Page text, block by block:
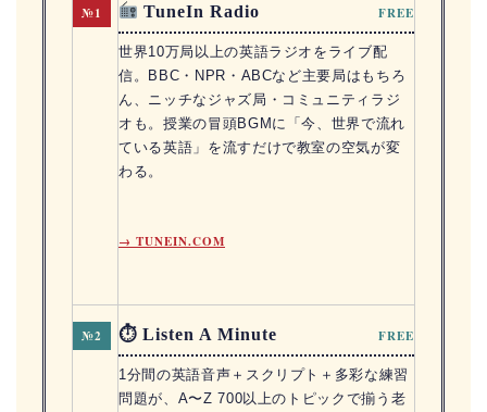
№1 TuneIn Radio FREE
世界10万局以上の英語ラジオをライブ配
信。BBC・NPR・ABCなど主要局はもちろ
ん、ニッチなジャズ局・コミュニティラジ
オも。授業の冒頭BGMに「今、世界で流れ
ている英語」を流すだけで教室の空気が変
わる。
→ TUNEIN.COM
№2 ⏱ Listen A Minute FREE
1分間の英語音声＋スクリプト＋多彩な練習
問題が、A〜Z 700以上のトピックで揃う老